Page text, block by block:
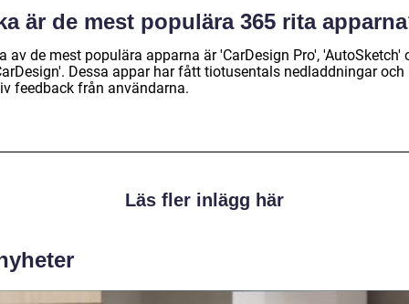
är de mest populära 365 rita
av de mest populära apparna är 'CarDesign Pro', 'AutoSketch'
Dessa appar har fått tiotusentals nedladdningar och
feedback från användarna.
Läs fler inlägg här